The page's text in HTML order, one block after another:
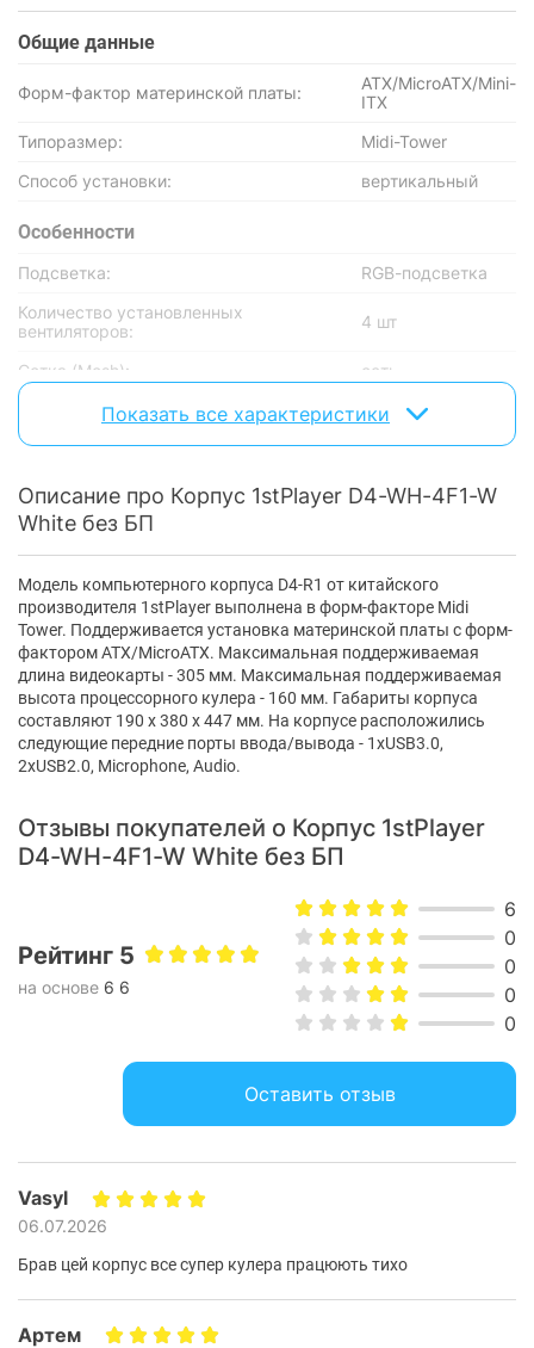
Общие данные
Форм-фактор материнской платы:
ATX/MicroATX/Mini-
ITX
Типоразмер:
Midi-Tower
Способ установки:
вертикальный
Особенности
Подсветка:
RGB-подсветка
Количество установленных
вентиляторов:
4 шт
Сетка (Mesh):
есть
Пылевой фильтр:
есть
Наличие бокового окна:
с боковым окном
Разъемы на передней панели
USB 2.0:
2
USB 3.х:
1
Аудио разъемы:
2
Отсеки и слоты
Слоты карт расширения:
7
Количество отсеков 3.5":
2
передней панели:
3 х 120 мм
Установленные вентиляторы на задней
панели:
1 х 120 мм
3 х 120 мм
Верхняя панель (опция):
2 х 120 мм
Задняя панель (опция):
1 х 120 мм
Возможность установки системы водяного
Блок питания
Показать все характеристики
Описание про Корпус 1stPlayer D4-WH-4F1-W
White без БП
Модель компьютерного корпуса D4-R1 от китайского
производителя 1stPlayer выполнена в форм-факторе Midi
Tower. Поддерживается установка материнской платы с форм-
фактором ATX/MicroATX. Максимальная поддерживаемая
длина видеокарты - 305 мм. Максимальная поддерживаемая
высота процессорного кулера - 160 мм. Габариты корпуса
составляют 190 х 380 х 447 мм. На корпусе расположились
следующие передние порты ввода/вывода - 1хUSB3.0,
2хUSB2.0, Мicrophone, Audio.
Отзывы покупателей о Корпус 1stPlayer
D4-WH-4F1-W White без БП
Рейтинг 5
на основе 6 6
6
0
0
0
0
Оставить отзыв
Vasyl
06.07.2026
Брав цей корпус все супер кулера працюють тихо
Артем